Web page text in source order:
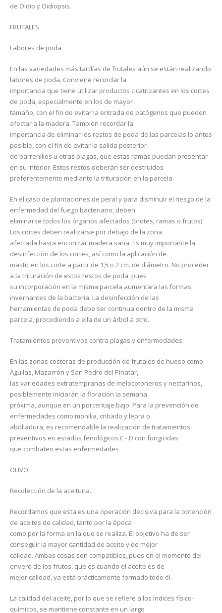
de Oidio y Oidiopsis.
FRUTALES
Labores de poda
En las variedades más tardías de frutales aún se están realizando
labores de poda. Conviene recordar la
importancia que tiene utilizar productos cicatrizantes en los cortes
de poda, especialmente en los de mayor
tamaño, con el fin de evitar la entrada de patógenos que pueden
afectar a la madera. También recordar la
importancia de eliminar los restos de poda de las parcelas lo antes
posible, con el fin de evitar la salida posterior
de barrenillos u otras plagas, que estas ramas puedan presentar
en su interior. Estos restos deberán ser destruidos
preferentemente mediante la trituración en la parcela.
En el caso de plantaciones de peral y para disminuir el riesgo de la
enfermedad del fuego bacteriano, deben
eliminarse todos los órganos afectados (brotes, ramas o frutos).
Los cortes deben realizarse por debajo de la zona
afectada hasta encontrar madera sana. Es muy importante la
desinfección de los cortes, así como la aplicación de
mastíc en los corte a partir de 1,5 o 2 cm. de diámetro. No proceder
a la trituración de estos restos de poda, pues
su incorporación en la misma parcela aumentara las formas
invernantes de la bacteria. La desinfección de las
herramientas de poda debe ser continua dentro de la misma
parcela, procediendo a ella de un árbol a otro.
Tratamientos preventivos contra plagas y enfermedades
En las zonas costeras de producción de frutales de hueso como
Águilas, Mazarrón y San Pedro del Pinatar,
las variedades extratempranas de melocotoneros y nectarinos,
posiblemente iniciarán la floración la semana
próxima, aunque en un porcentaje bajo. Para la prevención de
enfermedades como monilia, cribado y lepra o
abolladura, es recomendable la realización de tratamientos
preventivos en estados fenológicos C - D con fungicidas
que combaten estas enfermedades
OLIVO
Recolección de la aceituna.
Recordamos que esta es una operación decisiva para la obtención
de aceites de calidad, tanto por la época
como por la forma en la que se realiza. El objetivo ha de ser
conseguir la mayor cantidad de aceite y de mejor
calidad. Ambas cosas son compatibles, pues en el momento del
envero de los frutos, que es cuando el aceite es de
mejor calidad, ya está prácticamente formado todo él.
La calidad del aceite, por lo que se refiere a los índices físico-
químicos, se mantiene constante en un largo